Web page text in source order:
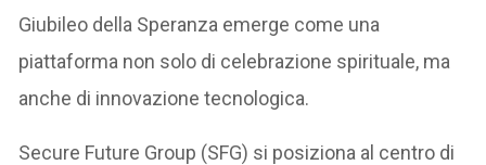
Giubileo della Speranza emerge come una
piattaforma non solo di celebrazione spirituale, ma
anche di innovazione tecnologica.
Secure Future Group (SFG) si posiziona al centro di